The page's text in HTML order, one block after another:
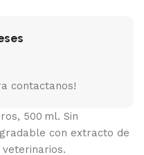
contactanos!
500 ml. Sin
con extracto de